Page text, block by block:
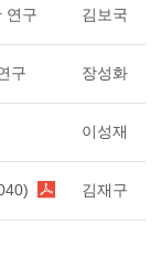
연구 김보국
구 장성화
이성재
김재구